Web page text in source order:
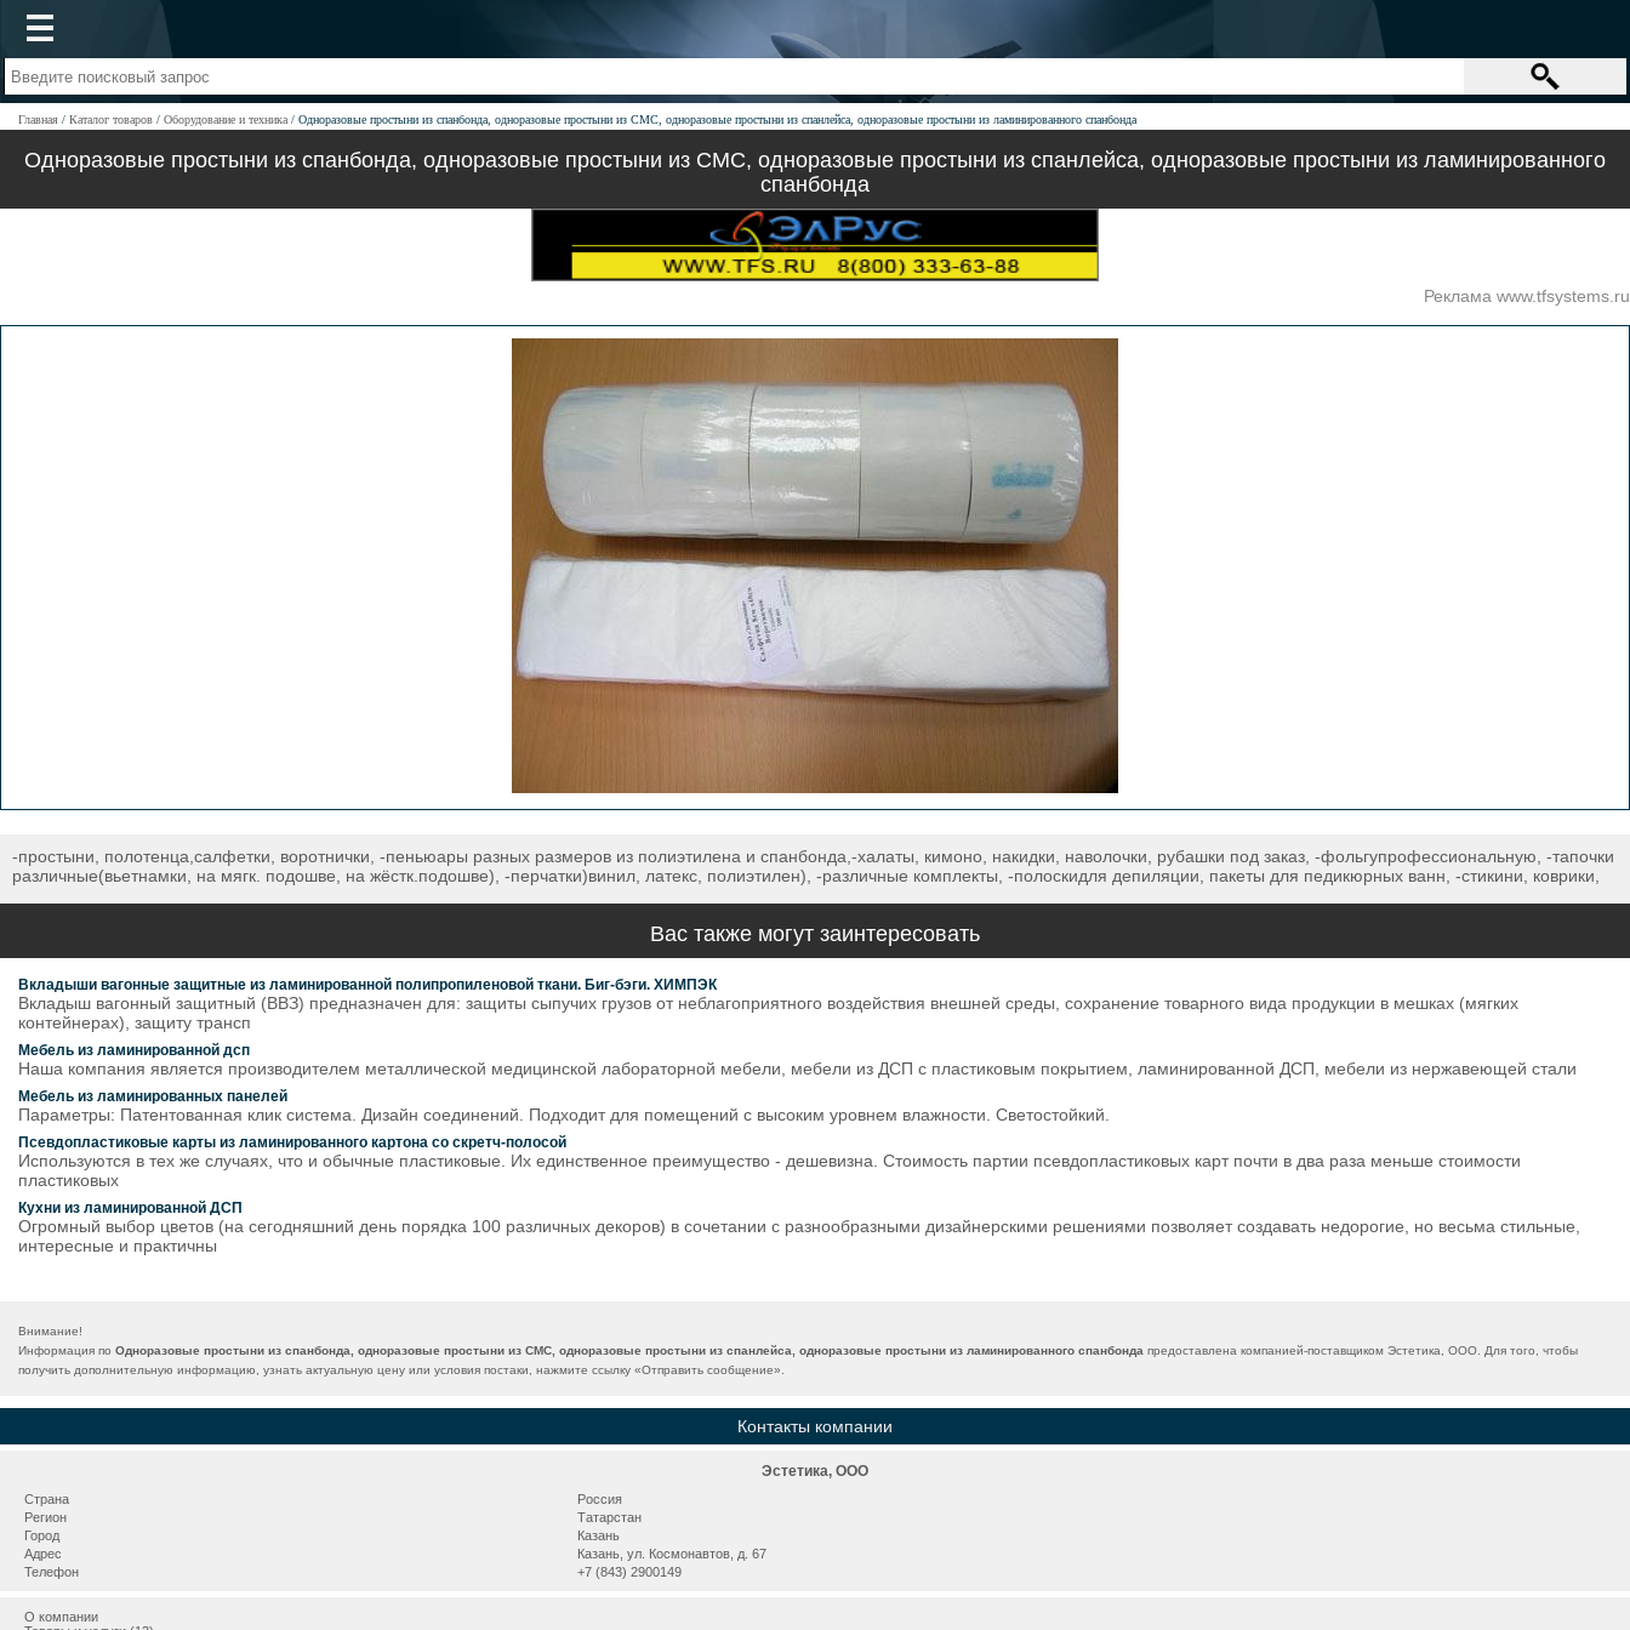
Главная Каталог товаров Оборудование и техника Одноразовые простыни из спанбонда, одноразовые простыни из СМС, одноразовые простыни из спанлейса, одноразовые простыни из ламинированного спанбонда
Одноразовые простыни из спанбонда, одноразовые простыни из СМС, одноразовые простыни из спанлейса, одноразовые простыни из ламинированного
спанбонда
Реклама www.tfsystems.ru
-простыни, полотенца,салфетки, воротнички, -пеньюары разных размеров из полиэтилена и спанбонда,-халаты, кимоно, накидки, наволочки, рубашки под заказ, -фольгупрофессиональную, -тапочки
различные(вьетнамки, на мягк. подошве, на жёстк.подошве), -перчатки)винил, латекс, полиэтилен), -различные комплекты, -полоскидля депиляции, пакеты для педикюрных ванн, -стикини, коврики,
Вас также могут заинтересовать
Вкладыши вагонные защитные из ламинированной полипропиленовой ткани. Биг-бэги. ХИМПЭК
Вкладыш вагонный защитный (ВВЗ) предназначен для: защиты сыпучих грузов от неблагоприятного воздействия внешней среды, сохранение товарного вида продукции в мешках (мягких
контейнерах), защиту трансп
Мебель из ламинированной дсп
Наша компания является производителем металлической медицинской лабораторной мебели, мебели из ДСП с пластиковым покрытием, ламинированной ДСП, мебели из нержавеющей стали
Мебель из ламинированных панелей
Параметры: Патентованная клик система. Дизайн соединений. Подходит для помещений с высоким уровнем влажности. Светостойкий.
Псевдопластиковые карты из ламинированного картона со скретч-полосой
Используются в тех же случаях, что и обычные пластиковые. Их единственное преимущество - дешевизна. Стоимость партии псевдопластиковых карт почти в два раза меньше стоимости
пластиковых
Кухни из ламинированной ДСП
Огромный выбор цветов (на сегодняшний день порядка 100 различных декоров) в сочетании с разнообразными дизайнерскими решениями позволяет создавать недорогие, но весьма стильные,
интересные и практичны
Внимание!
Информация по Одноразовые простыни из спанбонда, одноразовые простыни из СМС, одноразовые простыни из спанлейса, одноразовые простыни из ламинированного спанбонда предоставлена компанией-поставщиком Эстетика, ООО. Для того, чтобы
получить дополнительную информацию, узнать актуальную цену или условия постаки, нажмите ссылку «Отправить сообщение».
Контакты компании
Эстетика, ООО
Страна
Россия
Регион
Татарстан
Город
Казань
Адрес
Казань, ул. Космонавтов, д. 67
Телефон
+7 (843) 2900149
О компании